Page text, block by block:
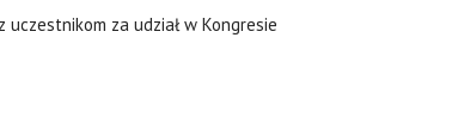
za udział w Kongresie